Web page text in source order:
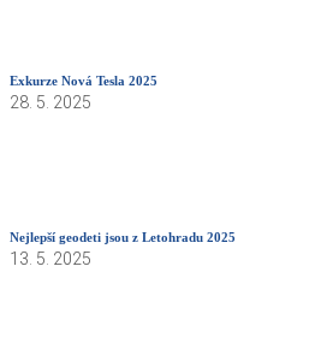
Exkurze Nová Tesla 2025
28. 5. 2025
Nejlepší geodeti jsou z Letohradu 2025
13. 5. 2025